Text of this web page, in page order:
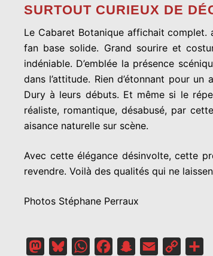
SURTOUT CURIEUX DE
Le Cabaret Botanique affichait
fan base solide. Grand sourire et
indéniable. D’emblée la présence
dans l’attitude. Rien d’étonnant pour
Dury à leurs débuts. Et même si le
réaliste, romantique, désabusé, par
aisance naturelle sur scène.
Avec cette élégance désinvolte, cette
revendre. Voilà des qualités qui ne
Photos Stéphane Perraux
MastodonBlueskyWhatsAppFacebookSnapchat
Email
Copy